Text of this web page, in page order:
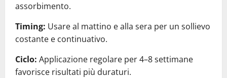
assorbimento.
Timing: Usare al mattino e alla sera per un sollievo
costante e continuativo.
Ciclo: Applicazione regolare per 4–8 settimane
favorisce risultati più duraturi.